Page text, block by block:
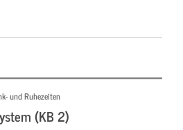
und Ruhezeiten
(KB 2)